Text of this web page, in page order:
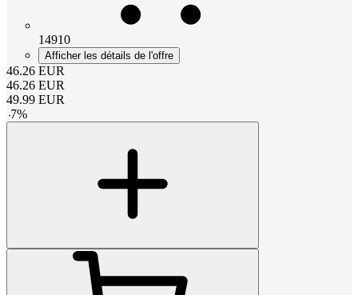
14910
Afficher les détails de l'offre
46.26 EUR
46.26 EUR
49.99 EUR
-7%